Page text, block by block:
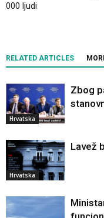
000 ljudi
RELATED ARTICLES
Hrvatska
Zbog
Hrvatska
Lavež